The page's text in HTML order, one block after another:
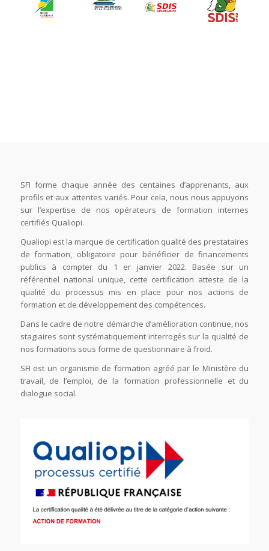
SFI forme chaque année des centaines d’apprenants, aux
profils et aux attentes variés. Pour cela, nous nous appuyons
sur l’expertise de nos opérateurs de formation internes
certifiés Qualiopi.
Qualiopi est la marque de certification qualité des prestataires
de formation, obligatoire pour bénéficier de financements
publics à compter du 1 er janvier 2022. Basée sur un
référentiel national unique, cette certification atteste de la
qualité du processus mis en place pour nos actions de
formation et de développement des compétences.
Dans le cadre de notre démarche d’amélioration continue, nos
stagiaires sont systématiquement interrogés sur la qualité de
nos formations sous forme de questionnaire à froid.
SFI est un organisme de formation agréé par le Ministère du
travail, de l’emploi, de la formation professionnelle et du
dialogue social.